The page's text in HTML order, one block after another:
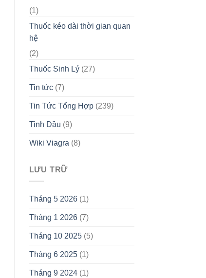
(1)
Thuốc kéo dài thời gian quan
hệ
(2)
Thuốc Sinh Lý(27)
Tin tức(7)
Tin Tức Tổng Hợp(239)
Tinh Dầu (9)
Wiki Viagra (8)
LƯU TRỮ
Tháng 5 2026(1)
Tháng 1 2026(7)
Tháng 10 2025(5)
Tháng 6 2025(1)
Tháng 9 2024(1)